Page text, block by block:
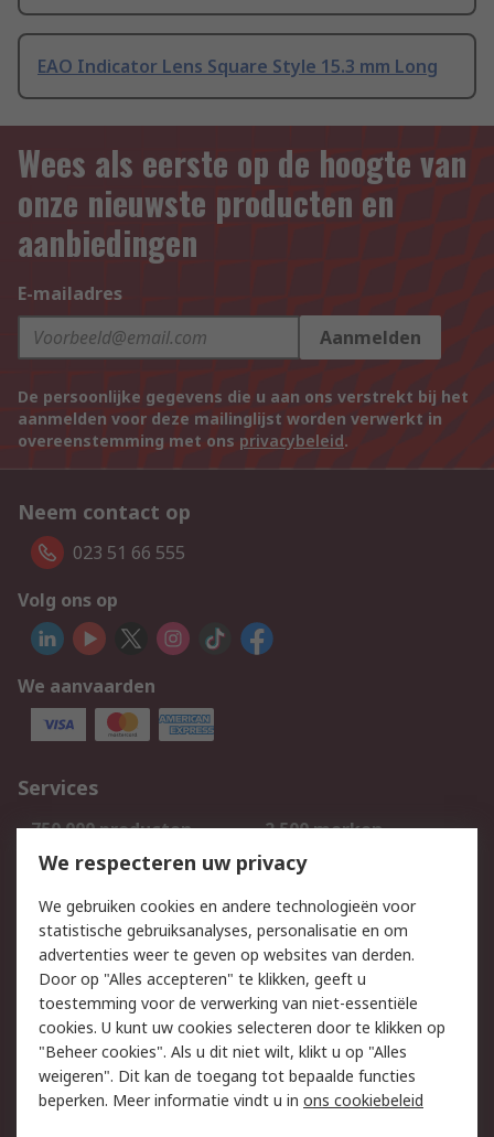
EAO Indicator Lens Square Style 15.3 mm Long
Wees als eerste op de hoogte van
onze nieuwste producten en
aanbiedingen
E-mailadres
Aanmelden
De persoonlijke gegevens die u aan ons verstrekt bij het
aanmelden voor deze mailinglijst worden verwerkt in
overeenstemming met ons privacybeleid.
Neem contact op
023 51 66 555
Volg ons op
We aanvaarden
Services
750.000 producten
2.500 merken
Bestellen
Inkoopoplossingen
Track & Trace
Wettelijk
Cookiebeleid
Email veiligheid
Privacybeleid
Websitevoorwaarden
Algemene
verkoopvoorwaarden
We respecteren uw privacy
We gebruiken cookies en andere technologieën voor
statistische gebruiksanalyses, personalisatie en om
advertenties weer te geven op websites van derden.
Door op "Alles accepteren" te klikken, geeft u
toestemming voor de verwerking van niet-essentiële
cookies. U kunt uw cookies selecteren door te klikken op
"Beheer cookies". Als u dit niet wilt, klikt u op "Alles
weigeren". Dit kan de toegang tot bepaalde functies
beperken. Meer informatie vindt u in ons cookiebeleid